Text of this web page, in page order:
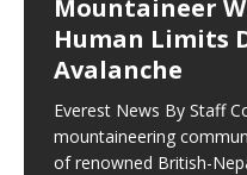
Mountaineer
Human Limits
Avalanche
Everest News By Staff
mountaineering
of renowned British-
नेपालमा जन्मिए, ब्रिटिश सेनामा
निर्मल ‘निम्सदाइ’ पुर्जाको
पर्वतारोहण जगतले आफ्ना एक
नारासहित वाम्बुले राई समाज,
लोकपरम्परा बाँसुरी दिवस
सुनसरीको देवानगञ्ज
भएको झडपमा प्रहरीको गोली
सर्वसाधारण र सुरक्षाकर्मीसहित